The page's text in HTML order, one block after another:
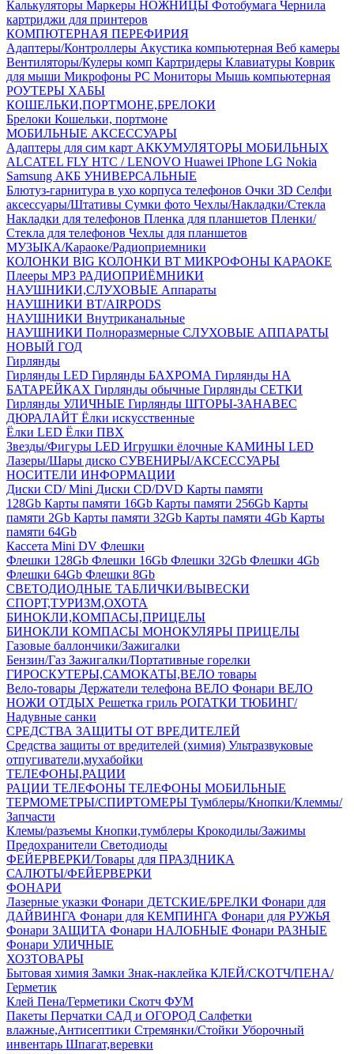
Калькуляторы Маркеры НОЖНИЦЫ Фотобумага Чернила
картриджи для принтеров
КОМПЮТЕРНАЯ ПЕРЕФИРИЯ
Адаптеры/Контроллеры Акустика компьютерная Веб камеры
Вентиляторы/Кулеры комп Картридеры Клавиатуры Коврик
для мыши Микрофоны PC Мониторы Мышь компьютерная
РОУТЕРЫ ХАБЫ
КОШЕЛЬКИ,ПОРТМОНЕ,БРЕЛОКИ
Брелоки Кошельки, портмоне
МОБИЛЬНЫЕ АКСЕССУАРЫ
Адаптеры для сим карт АККУМУЛЯТОРЫ МОБИЛЬНЫХ
ALCATEL FLY HTC / LENOVO Huawei IPhone LG Nokia
Samsung АКБ УНИВЕРСАЛЬНЫЕ
Блютуз-гарнитура в ухо корпуса телефонов Очки 3D Селфи
аксессуары/Штативы Сумки фото Чехлы/Накладки/Стекла
Накладки для телефонов Пленка для планшетов Пленки/
Стекла для телефонов Чехлы для планшетов
МУЗЫКА/Караоке/Радиоприемники
КОЛОНКИ BIG КОЛОНКИ BT МИКРОФОНЫ КАРАОКЕ
Плееры MP3 РАДИОПРИЁМНИКИ
НАУШНИКИ,СЛУХОВЫЕ Аппараты
НАУШНИКИ BT/AIRPODS
НАУШНИКИ Внутриканальные
НАУШНИКИ Полноразмерные СЛУХОВЫЕ АППАРАТЫ
НОВЫЙ ГОД
Гирлянды
Гирлянды LED Гирлянды БАХРОМА Гирлянды НА
БАТАРЕЙКАХ Гирлянды обычные Гирлянды СЕТКИ
Гирлянды УЛИЧНЫЕ Гирлянды ШТОРЫ-ЗАНАВЕС
ДЮРАЛАЙТ Ёлки искусственные
Ёлки LED Ёлки ПВХ
Звезды/Фигуры LED Игрушки ёлочные КАМИНЫ LED
Лазеры/Шары диско СУВЕНИРЫ/АКСЕССУАРЫ
НОСИТЕЛИ ИНФОРМАЦИИ
Диски CD/ Mini Диски CD/DVD Карты памяти
128Gb Карты памяти 16Gb Карты памяти 256Gb Карты
памяти 2Gb Карты памяти 32Gb Карты памяти 4Gb Карты
памяти 64Gb
Кассета Mini DV Флешки
Флешки 128Gb Флешки 16Gb Флешки 32Gb Флешки 4Gb
Флешки 64Gb Флешки 8Gb
СВЕТОДИОДНЫЕ ТАБЛИЧКИ/ВЫВЕСКИ
СПОРТ,ТУРИЗМ,ОХОТА
БИНОКЛИ,КОМПАСЫ,ПРИЦЕЛЫ
БИНОКЛИ КОМПАСЫ МОНОКУЛЯРЫ ПРИЦЕЛЫ
Газовые баллончики/Зажигалки
Бензин/Газ Зажигалки/Портативные горелки
ГИРОСКУТЕРЫ,САМОКАТЫ,ВЕЛО товары
Вело-товары Держатели телефона ВЕЛО Фонари ВЕЛО
НОЖИ ОТДЫХ Решетка гриль РОГАТКИ ТЮБИНГ/
Надувные санки
СРЕДСТВА ЗАЩИТЫ ОТ ВРЕДИТЕЛЕЙ
Средства защиты от вредителей (химия) Ультразвуковые
отпугиватели,мухабойки
ТЕЛЕФОНЫ,РАЦИИ
РАЦИИ ТЕЛЕФОНЫ ТЕЛЕФОНЫ МОБИЛЬНЫЕ
ТЕРМОМЕТРЫ/СПИРТОМЕРЫ Тумблеры/Кнопки/Клеммы/
Запчасти
Клемы/разъемы Кнопки,тумблеры Крокодилы/Зажимы
Предохранители Светодиоды
ФЕЙЕРВЕРКИ/Товары для ПРАЗДНИКА
САЛЮТЫ/ФЕЙЕРВЕРКИ
ФОНАРИ
Лазерные указки Фонари ДЕТСКИЕ/БРЕЛКИ Фонари для
ДАЙВИНГА Фонари для КЕМПИНГА Фонари для РУЖЬЯ
Фонари ЗАЩИТА Фонари НАЛОБНЫЕ Фонари РАЗНЫЕ
Фонари УЛИЧНЫЕ
ХОЗТОВАРЫ
Бытовая химия Замки Знак-наклейка КЛЕЙ/СКОТЧ/ПЕНА/
Герметик
Клей Пена/Герметики Скотч ФУМ
Пакеты Перчатки САД и ОГОРОД Салфетки
влажные,Антисептики Стремянки/Стойки Уборочный
инвентарь Шпагат,веревки